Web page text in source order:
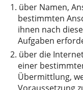
1. über Namen,
bestimmten
ihnen nach
Aufgaben
2. über die
einer
Übermittlung,